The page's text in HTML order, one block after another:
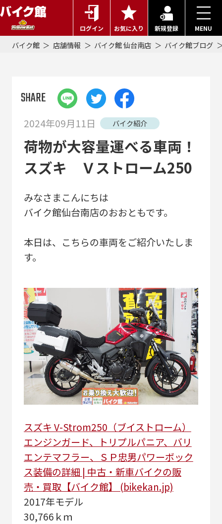
ログイン お気に入り 新規登録 MENU
バイク館 店舗情報 バイク館 仙台南店 バイク館ブログ
SHARE
2024年09月11日 バイク紹介
荷物が大容量運べる車両！
スズキ Ｖストローム250
みなさまこんにちは
バイク館仙台南店のおおともです。
本日は、こちらの車両をご紹介いたしま
す。
スズキ V-Strom250（ブイストローム）
エンジンガード、トリプルパニア、バリ
エンテマフラー、ＳＰ忠男パワーボック
ス装備の詳細 | 中古・新車バイクの販
売・買取【バイク館】 (bikekan.jp)
2017年モデル
30,766ｋｍ